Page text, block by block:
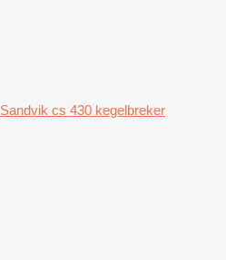
Sandvik cs 430 kegelbreker